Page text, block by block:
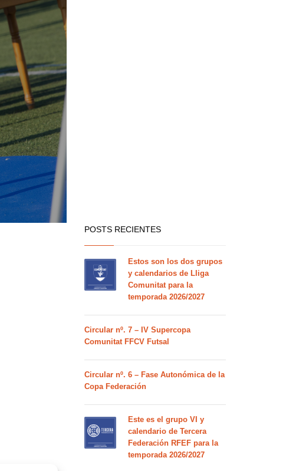
POSTS RECIENTES
Estos son los dos grupos
y calendarios de Lliga
Comunitat para la
temporada 2026/2027
Circular nº. 7 – IV Supercopa
Comunitat FFCV Futsal
Circular nº. 6 – Fase Autonómica de la
Copa Federación
Este es el grupo VI y
calendario de Tercera
Federación RFEF para la
temporada 2026/2027